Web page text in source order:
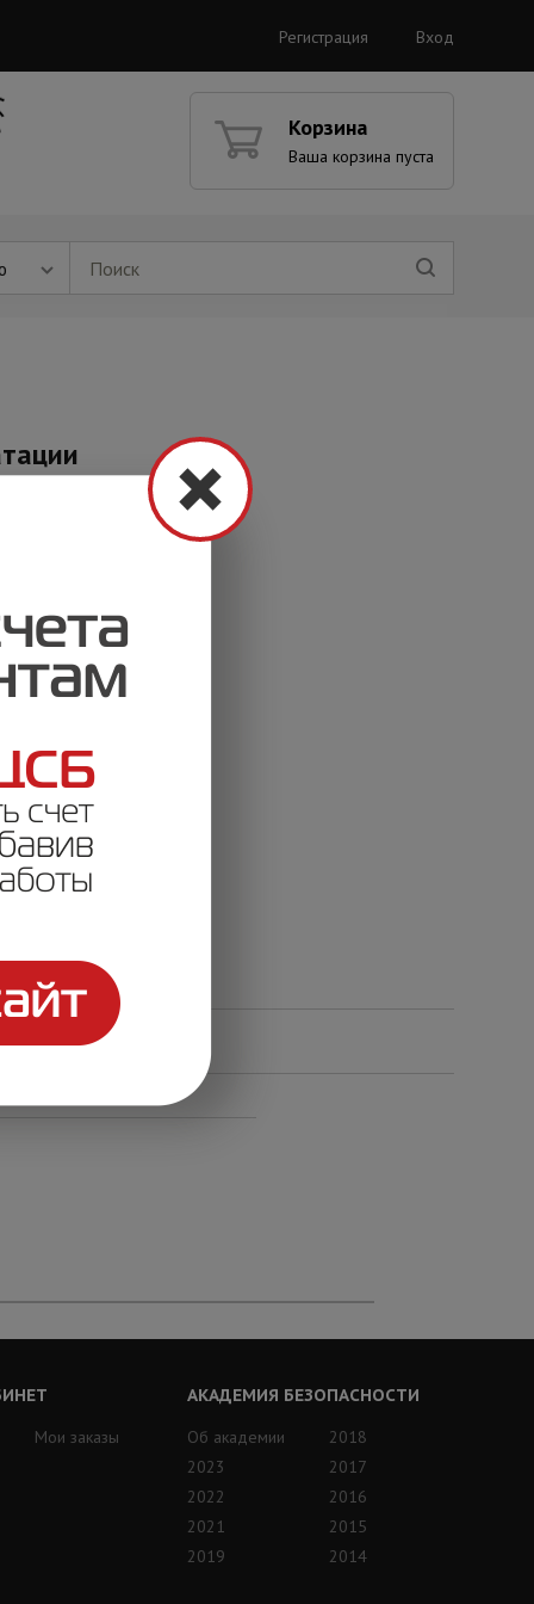
Регистрация Вход
Корзина
Ваша корзина пуста
Мои заказы
АКАДЕМИЯ БЕЗОПАСНОСТИ
Об академии
2023
2022
2021
2019
2018
2017
2016
2015
2014